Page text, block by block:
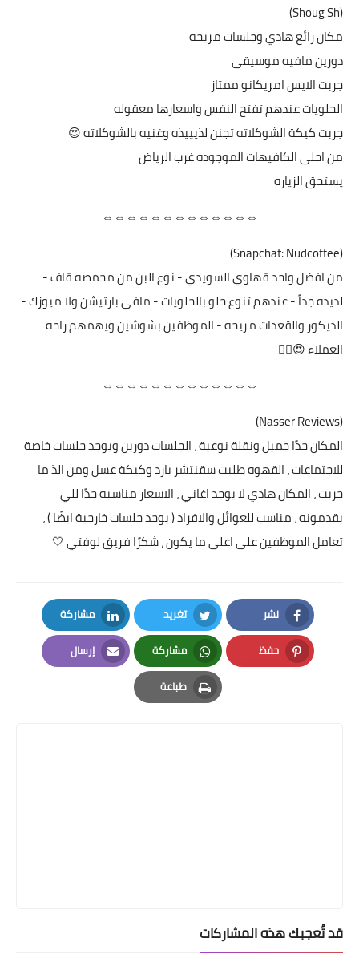
(Shoug Sh)
مكان رائع هادي وجلسات مريحه
دورين مافيه موسيقى
جربت الايس امريكانو ممتاز
الحلويات عندهم تفتح النفس واسعارها معقوله
جربت كيكة الشوكلاته تجنن لذيييذه وغنيه بالشوكلاته 😍
من احلى الكافيهات الموجوده غرب الرياض
يستحق الزياره
⇔⇔⇔⇔⇔⇔⇔⇔⇔⇔⇔⇔⇔
(Snapchat: Nudcoffee)
من افضل واحد قهاوي السويدي - نوع البن من محمصه قاف -
لذيذه جداً - عندهم تنوع حلو بالحلويات - مافي بارتيشن ولا ميوزك -
الديكور والقعدات مريحه - الموظفين بشوشين ويهمهم راحه
العملاء 😍👌🏼
⇔⇔⇔⇔⇔⇔⇔⇔⇔⇔⇔⇔⇔
(Nasser Reviews)
المكان جدًا جميل ونقلة نوعية ، الجلسات دورين ويوجد جلسات خاصة
للاجتماعات ، القهوه طلبت سقنتشر بارد وكيكة عسل ومن الذ ما
جربت ، المكان هادي لا يوجد اغاني ، الاسعار مناسبه جدًا للي
يقدمونه ، مناسب للعوائل والافراد ( يوجد جلسات خارجية ايضًا ) ،
تعامل الموظفين على اعلى ما يكون ، شكرًا فريق لوفتي 🤍
نشر
Facebook
تغريد
Twitter
مشاركة
LinkedIn
حفظ
Pinterest
مشاركة
Whatsapp
إرسال
Email
طباعة
Print
قد تُعجبك هذه المشاركات